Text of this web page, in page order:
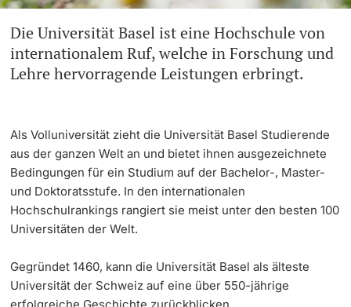
Doktorierende
weitere Informationen
Fördernde & Alumni
Weiterbildung
Universität
Innovation
Fakultäten & Departemente
Universität & Gesellschaft
Jobs & Karriere
Immobilien & Bauprojekte
Rechtserlasse
Die Universität Basel ist eine Hochschule von
internationalem Ruf, welche in Forschung und
Lehre hervorragende Leistungen erbringt.
Als Volluniversität zieht die Universität Basel Studierende
aus der ganzen Welt an und bietet ihnen ausgezeichnete
Bedingungen für ein Studium auf der Bachelor-, Master-
und Doktoratsstufe. In den internationalen
Hochschulrankings rangiert sie meist unter den besten 100
Universitäten der Welt.
Gegründet 1460, kann die Universität Basel als älteste
Universität der Schweiz auf eine über 550-jährige